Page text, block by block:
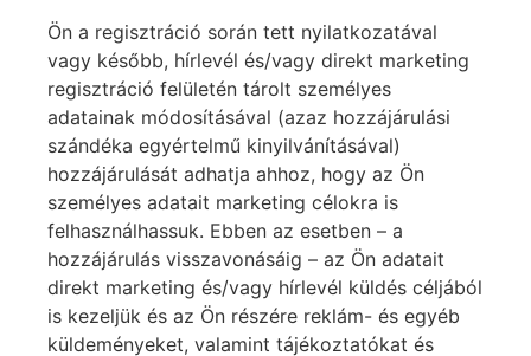
Ön a regisztráció során tett nyilatkozatával
vagy később, hírlevél és/vagy direkt marketing
regisztráció felületén tárolt személyes
adatainak módosításával (azaz hozzájárulási
szándéka egyértelmű kinyilvánításával)
hozzájárulását adhatja ahhoz, hogy az Ön
személyes adatait marketing célokra is
felhasználhassuk. Ebben az esetben – a
hozzájárulás visszavonásáig – az Ön adatait
direkt marketing és/vagy hírlevél küldés céljából
is kezeljük és az Ön részére reklám- és egyéb
küldeményeket, valamint tájékoztatókat és